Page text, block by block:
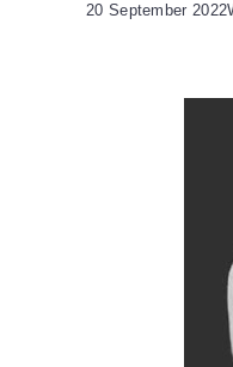
20 September 2022